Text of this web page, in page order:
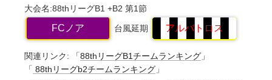
大会名:88thリーグB1 +B2 第1節
FCノア 台風延期 アルバトロス
関連リンク: 「 88thリーグB1チームランキング 」
「 88thリーグb2チームランキング 」